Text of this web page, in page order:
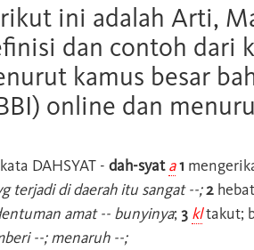
ini adalah Arti,
dan contoh dari
kamus besar
online dan
DAHSYAT - dah-syat a1
terjadi di daerah itu sangat --;2
amat -- bunyinya; 3 kltakut;
--; menaruh --;